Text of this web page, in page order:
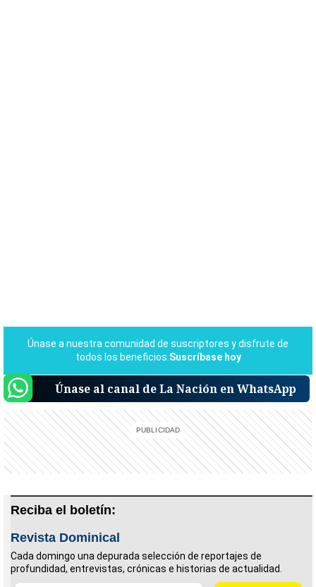
Únase al canal de La Nación en WhatsApp
Reciba el boletín:
Revista Dominical
Cada domingo una depurada selección de reportajes de
profundidad, entrevistas, crónicas e historias de actualidad.